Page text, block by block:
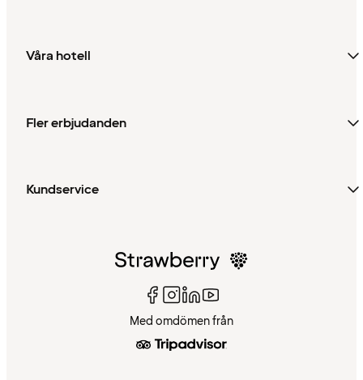
Våra hotell
Fler erbjudanden
Kundservice
Med omdömen från